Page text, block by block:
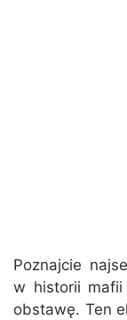
Poznajcie
w historii mafii
obstawę. Ten